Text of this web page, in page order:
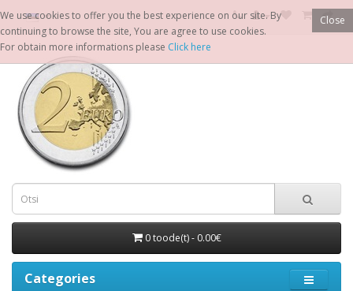
0 toode(t) - 0.00€
Categories
Close
We use cookies to offer you the best experience on our site. By
continuing to browse the site, You are agree to use cookies.
For obtain more informations please Click here